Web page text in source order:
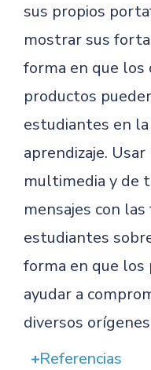
sus propios
mostrar sus
forma en que
productos
estudiantes en
aprendizaje.
multimedia y de
mensajes con
estudiantes
forma en que
ayudar a
diversos
Referencias